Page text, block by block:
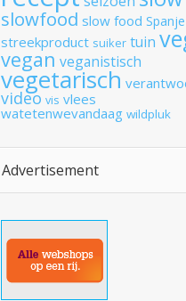
slowfood slow food Spanje
streekproduct suiker tuin
vegan veganistisch
vegetarisch
video vis vlees
watetenwevandaag wildpluk
Advertisement